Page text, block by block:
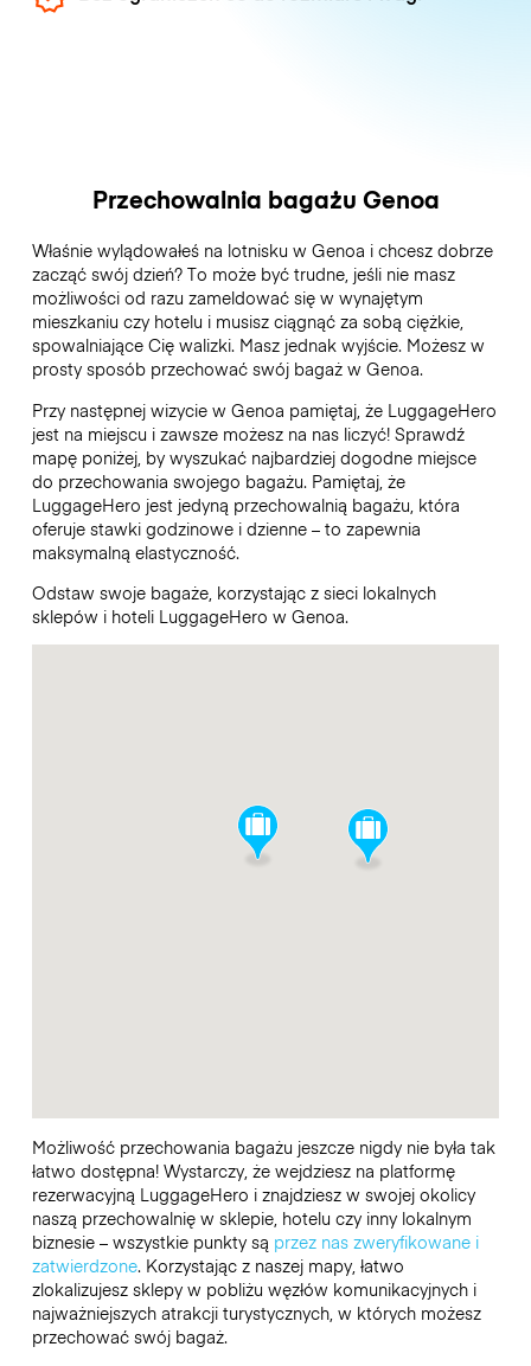
Przechowalnia bagażu Genoa
Właśnie wylądowałeś na lotnisku w Genoa i chcesz dobrze
zacząć swój dzień? To może być trudne, jeśli nie masz
możliwości od razu zameldować się w wynajętym
mieszkaniu czy hotelu i musisz ciągnąć za sobą ciężkie,
spowalniające Cię walizki. Masz jednak wyjście. Możesz w
prosty sposób przechować swój bagaż w Genoa.
Przy następnej wizycie w Genoa pamiętaj, że LuggageHero
jest na miejscu i zawsze możesz na nas liczyć! Sprawdź
mapę poniżej, by wyszukać najbardziej dogodne miejsce
do przechowania swojego bagażu. Pamiętaj, że
LuggageHero jest jedyną przechowalnią bagażu, która
oferuje stawki godzinowe i dzienne – to zapewnia
maksymalną elastyczność.
Odstaw swoje bagaże, korzystając z sieci lokalnych
sklepów i hoteli LuggageHero w Genoa.
Możliwość przechowania bagażu jeszcze nigdy nie była tak
łatwo dostępna! Wystarczy, że wejdziesz na platformę
rezerwacyjną LuggageHero i znajdziesz w swojej okolicy
naszą przechowalnię w sklepie, hotelu czy inny lokalnym
biznesie – wszystkie punkty są przez nas zweryfikowane i
zatwierdzone. Korzystając z naszej mapy, łatwo
zlokalizujesz sklepy w pobliżu węzłów komunikacyjnych i
najważniejszych atrakcji turystycznych, w których możesz
przechować swój bagaż.